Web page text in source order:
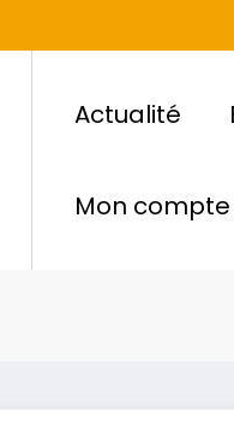
Actualité
Mon compte